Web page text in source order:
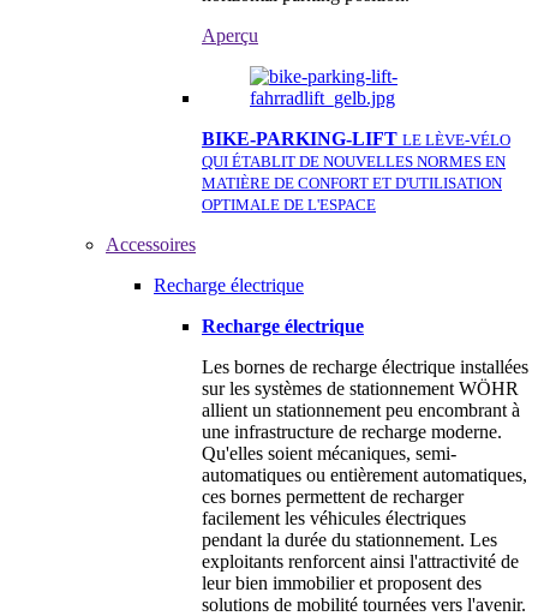
Aperçu
BIKE-PARKING-LIFT LE LÈVE-VÉLO
QUI ÉTABLIT DE NOUVELLES NORMES EN
MATIÈRE DE CONFORT ET D'UTILISATION
OPTIMALE DE L'ESPACE
Accessoires
Recharge électrique
Recharge électrique
Les bornes de recharge électrique installées
sur les systèmes de stationnement WÖHR
allient un stationnement peu encombrant à
une infrastructure de recharge moderne.
Qu'elles soient mécaniques, semi-
automatiques ou entièrement automatiques,
ces bornes permettent de recharger
facilement les véhicules électriques
pendant la durée du stationnement. Les
exploitants renforcent ainsi l'attractivité de
leur bien immobilier et proposent des
solutions de mobilité tournées vers l'avenir.